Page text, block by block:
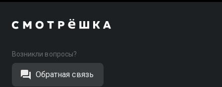
Возникли вопросы?
Обратная связь